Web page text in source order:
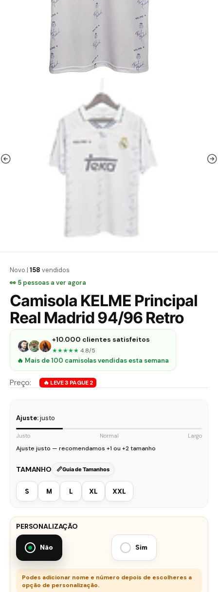
Novo | 158 vendidos
👀 5 pessoas a ver agora
Camisola KELME Principal
Real Madrid 94/96 Retro
+10.000 clientes satisfeitos
★★★★★ 4.8/5
🔥 Mais de 100 camisolas vendidas esta semana
Ajuste:justo
Justo Normal Largo
Ajuste justo — recomendamos +1 ou +2 tamanho
TAMANHO Guia de Tamanhos
S M L XL XXL
PERSONALIZAÇÃO
Não Sim
Podes adicionar nome e número depois de escolheres a
opção de personalização.